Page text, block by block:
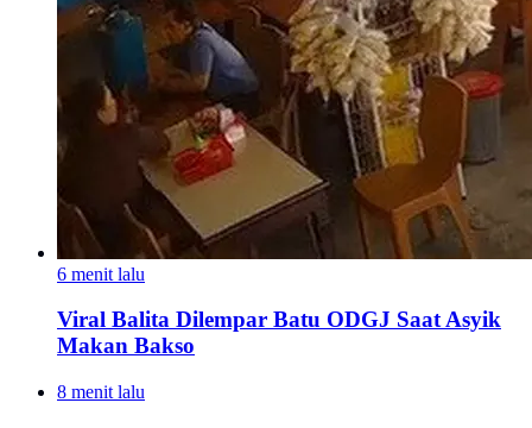
6 menit lalu
Viral Balita Dilempar Batu ODGJ Saat Asyik
Makan Bakso
8 menit lalu